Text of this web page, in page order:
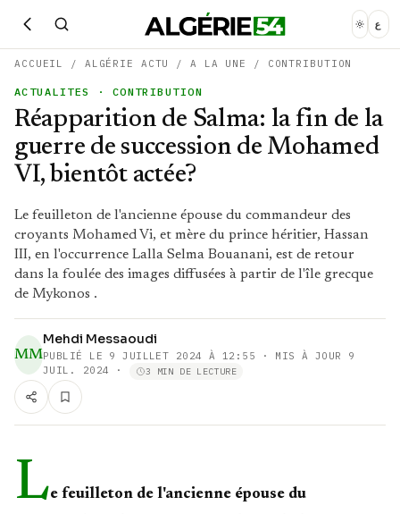
ع
ACCUEIL / ALGÉRIE ACTU /A LA UNE / CONTRIBUTION
ACTUALITES · CONTRIBUTION
Réapparition de Salma: la fin de la
guerre de succession de Mohamed
VI, bientôt actée?
Le feuilleton de l'ancienne épouse du commandeur des
croyants Mohamed Vi, et mère du prince héritier, Hassan
III, en l'occurrence Lalla Selma Bouanani, est de retour
dans la foulée des images diffusées à partir de l'île grecque
de Mykonos .
MM
Mehdi Messaoudi
PUBLIÉ LE 9 JUILLET 2024 À 12:55 · MIS À JOUR 9
JUIL. 2024
· 3 MIN DE LECTURE
Le feuilleton de l'ancienne épouse du